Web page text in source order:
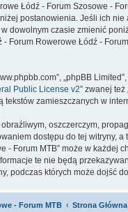
Łódź - Forum Szosowe -
postanowienia. Jeśli ich
dowolnym czasie zmienić
Forum Rowerowe Łódź -
„phpBB
Public License v2” zwanej
zamieszczanych w
oszczerczym,
dostępu do tej witryny,
- Forum MTB” może w
te nie będą
podczas których może dojść
- Forum MTB Strona Główna